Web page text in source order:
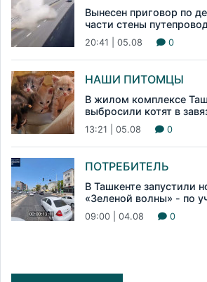
Вынесен приговор по
части стены
20:41 | 05.08 0
НАШИ ПИТОМЦЫ
В жилом комплексе
выбросили котят в
13:21 | 05.08 0
ПОТРЕБИТЕЛЬ
В Ташкенте запустили
«Зеленой волны» - по
09:00 | 04.08 0